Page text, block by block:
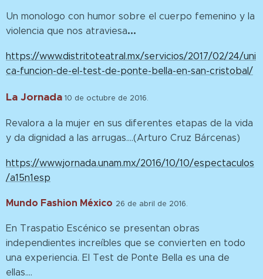
Un monologo con humor sobre el cuerpo femenino y la
violencia que nos atraviesa...
https://www.distritoteatral.mx/servicios/2017/02/24/uni
ca-funcion-de-el-test-de-ponte-bella-en-san-cristobal/
La Jornada 10 de octubre de 2016.
Revalora a la mujer en sus diferentes etapas de la vida
y da dignidad a las arrugas....(Arturo Cruz Bárcenas)
https://www.jornada.unam.mx/2016/10/10/espectaculos
/a15n1esp
Mundo Fashion México 26 de abril de 2016.
En Traspatio Escénico se presentan obras
independientes increíbles que se convierten en todo
una experiencia. El Test de Ponte Bella es una de
ellas....